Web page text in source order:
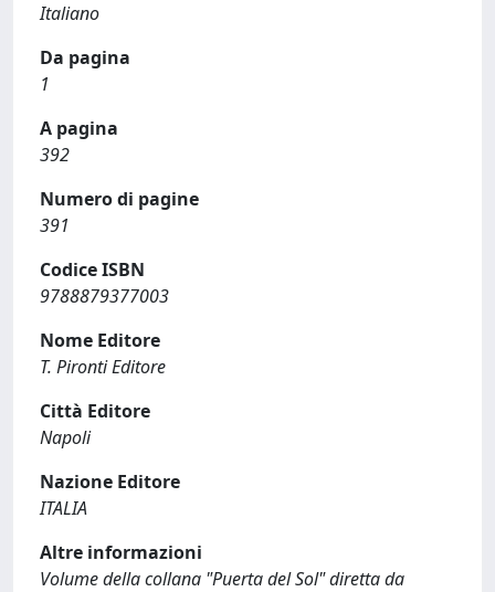
Italiano
Da pagina
1
A pagina
392
Numero di pagine
391
Codice ISBN
9788879377003
Nome Editore
T. Pironti Editore
Città Editore
Napoli
Nazione Editore
ITALIA
Altre informazioni
Volume della collana "Puerta del Sol" diretta da